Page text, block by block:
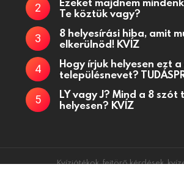
Te köztük vagy?
8 helyesírási hiba, amit
elkerülnöd! KVÍZ
Hogy írjuk helyesen ezt
településnevet?
LY vagy J? Mind a 8 szót
helyesen? KVÍZ
Kvízjátékok, fejtörő kérdések,